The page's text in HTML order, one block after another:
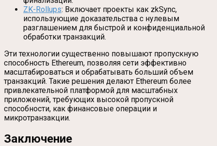
ZK-Rollups: Включает проекты как zkSync,
использующие доказательства с нулевым
разглашением для быстрой и конфиденциальной
обработки транзакций.
Эти технологии существенно повышают пропускную
способность Ethereum, позволяя сети эффективно
масштабироваться и обрабатывать больший объем
транзакций. Такие решения делают Ethereum более
привлекательной платформой для масштабных
приложений, требующих высокой пропускной
способности, как финансовые операции и
микротранзакции.
Заключение